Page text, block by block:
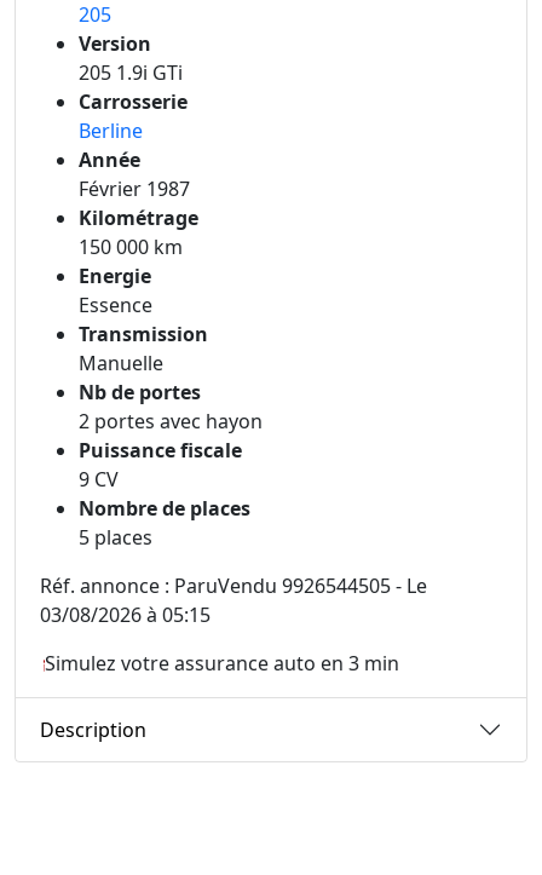
205
Version
205 1.9i GTi
Carrosserie
Berline
Année
Février 1987
Kilométrage
150 000 km
Energie
Essence
Transmission
Manuelle
Nb de portes
2 portes avec hayon
Puissance fiscale
9 CV
Nombre de places
5 places
Réf. annonce : ParuVendu 9926544505 - Le
03/08/2026 à 05:15
Simulez votre assurance auto en 3 min
Description